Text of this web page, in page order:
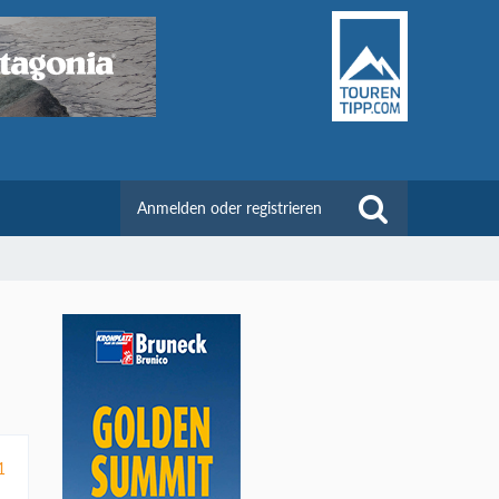
Anmelden oder registrieren